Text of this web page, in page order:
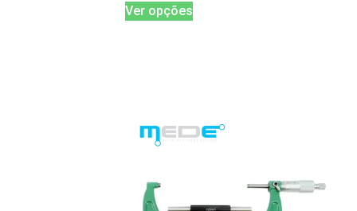
Ver opções